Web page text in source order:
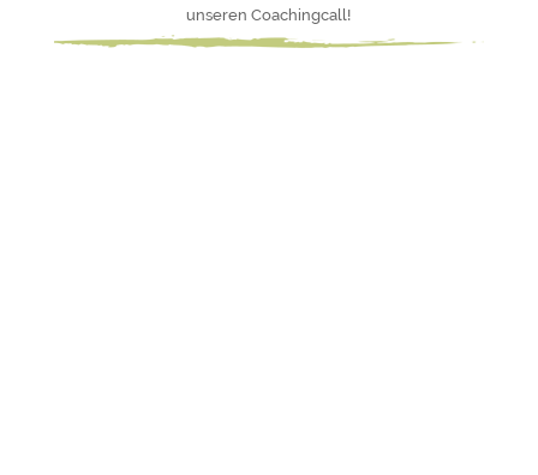
unseren Coachingcall!